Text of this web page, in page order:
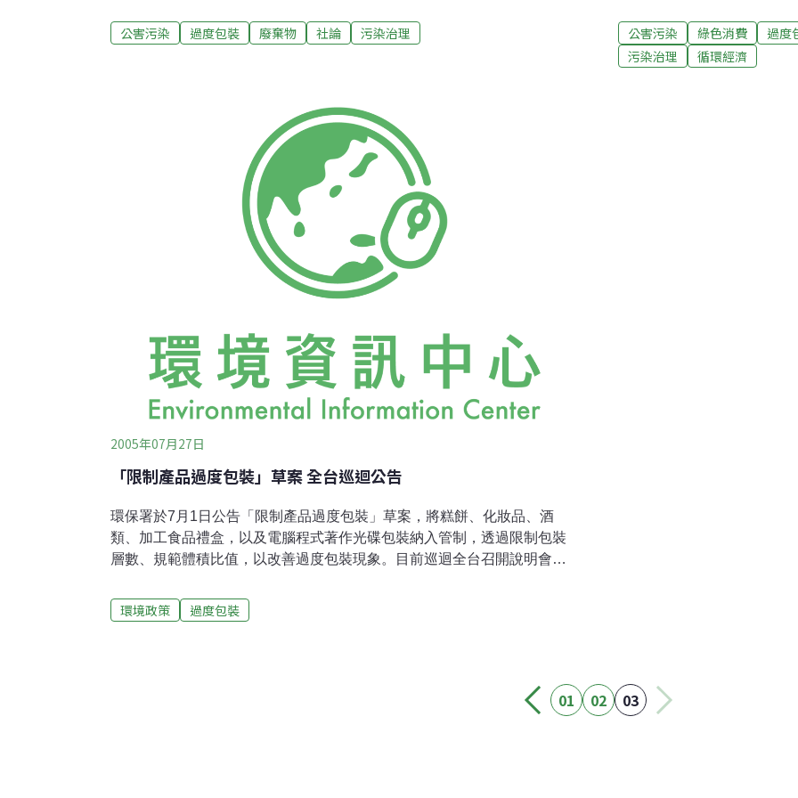
內的所有販賣業者、零售與通路商，仍無法免責！根據廢棄物管理法第15
條，物品或其包裝、容器經食用或使用後，產生的廢棄物若具有不易清除
回收、清除與處理的責任。至於應負擔回收責任的販賣業者種類，環保署
於90年8月擴大公告，並在91年10月起改列在《應設置資源回收設施之容
器或乾電池販賣業者範圍、設施設置、規格及其他應遵行事項》中，規定
為量販店業、超級市場業、連鎖便利商店業、連鎖清潔及化妝品零售業、
交通場站便利商店業、汽機
公害污染 過度包裝 廢棄物 社論 污染治理
30億元的市場，然而，比起
場規模的一半。雖然有些人
無用垃圾，而繁複多層、非
公害污染 綠色消費 過度
污染治理
循環經濟
2005年07月27日
「限制產品過度包裝」草案 全台巡迴公告
環保署於7月1日公告「限制產品過度包裝」草案，將糕餅、化妝品、酒
類、加工食品禮盒，以及電腦程式著作光碟包裝納入管制，透過限制包裝
層數、規範體積比值，以改善過度包裝現象。目前巡迴全台召開說明會，
2006年7月1日開始實施，加工食品業者則至第二階段2007年才適用。「限
制產品過度包裝」草案主要限制各類禮盒的包裝空間比例及層數，各類禮
粧品、酒及加工食品之禮盒的包裝層數應在2層以下，糕餅禮盒及電腦程式
著作光碟產品之包裝層數應在3層以下。未來，受管制業者必須接受抽驗，
環境政策 過度包裝
01 02 03